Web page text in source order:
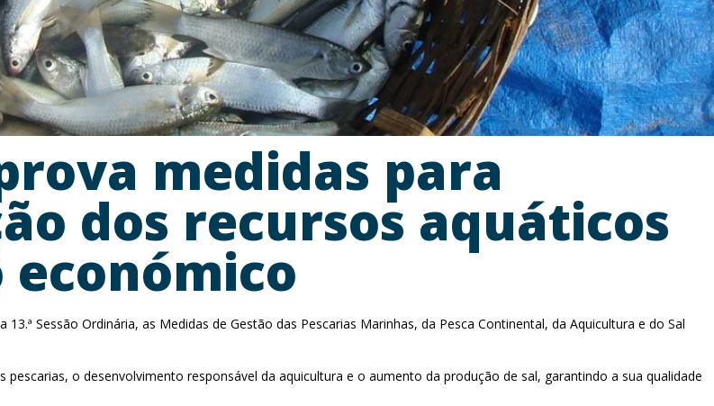
medidas para
dos recursos aquáticos
Sessão Ordinária, as Medidas de Gestão das Pescarias Marinhas, da Pesca Continental, da Aquicultura e do Sal
o desenvolvimento responsável da aquicultura e o aumento da produção de sal, garantindo a sua qualidade